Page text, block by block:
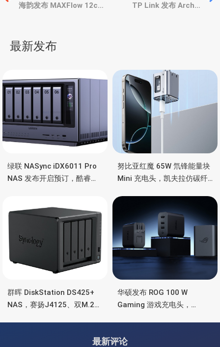
章
航
海韵发布 MAXFlow 12cm
TP Link 发布 Archer
最新发布
绿联 NASync iDX6011 Pro
NAS 发布开启预订，酷睿
努比亚红魔 65W 氘锋能量块
Mini 充电头，凯夫拉仿碳纤
群晖 DiskStation DS425+
NAS，赛扬J4125、双M.2
华硕发布 ROG 100 W
Gaming 游戏充电头，
最新评论